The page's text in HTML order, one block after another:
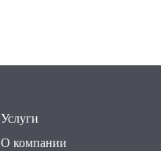
Услуги
О компании